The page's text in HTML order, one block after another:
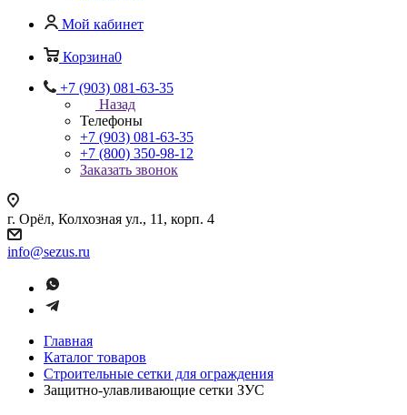
Мой кабинет
Корзина0
+7 (903) 081-63-35
Назад
Телефоны
+7 (903) 081-63-35
+7 (800) 350-98-12
Заказать звонок
г. Орёл, Колхозная ул., 11, корп. 4
info@sezus.ru
Главная
Каталог товаров
Строительные сетки для ограждения
Защитно-улавливающие сетки ЗУС